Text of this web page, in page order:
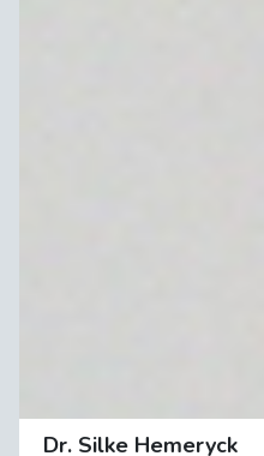
Dr. Silke Hemeryck